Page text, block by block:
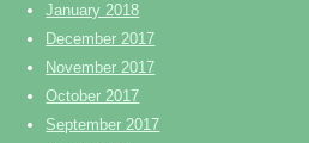
January 2018
December 2017
November 2017
October 2017
September 2017